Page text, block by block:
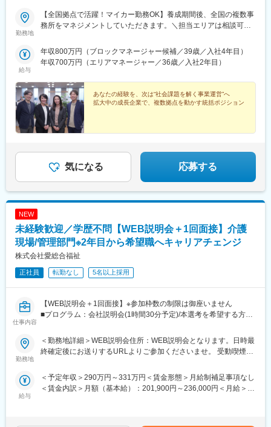
勤務地
【全国拠点で活躍！マイカー勤務OK】養成期間後、全国の複数事
務所をマネジメントしていただきます。＼担当エリアは相談可
《養成期間中の勤務地》現在は東京、横浜、埼玉、福岡の事業所
で行っていますが、ご希望に合わせて、お住まいのエリアで行う
気軽にご相談ください。《養成期間後の勤務地》全国47都道府県
が対象※現在お住まいの地域又はジェネラルマネージャーと相談の
上決定《配属事業部について》障害福祉事業では「重度訪問介
護」と「グループホーム」、高齢者事業では「訪問介護事業」を
展開しています。配属に関しては、適性や条件等に応じて、配属
の事業部を決定。あなたの適性や能力を活かせる適切な部署でご
なる点はご相談ください。☆引越し手当支給・借り上げ社宅提供
あり（無料）
給与
年収800万円（ブロックマネージャー候補／39歳／入社4年目）
年収700万円（エリアマネージャー／36歳／入社2年目）
あなたの経験を、次は“社会課題を解く事業運営”へ
拡大中の成長企業で、複数拠点を動かす統括ポジション
気になる 応募する
NEW
未経験歓迎／学歴不問【WEB説明会＋1回面接】介護
現場/管理部門※2年目から希望職へキャリアチェンジ
株式会社愛総合福祉
正社員 転勤なし 5名以上採用
仕事内容
【WEB説明会＋1回面接】※参加枠数の制限は御座いません
■プログラム：会社説明会(1時間30分予定)/本選考を希望する方は
て構いません。（後日の面接調整も可能です）
■補足：本求人に応募後、選考会予約が出来ましたら、WEB会議
す
■日時：月・木／13:30～15:00
勤務地
＜勤務地詳細＞WEB説明会住所：WEB説明会となります。日時最
終確定後にお送りするURLよりご参加くださいませ。 受動喫煙対
給与
＜予定年収＞290万円～331万円＜賃金形態＞月給制補足事項なし
＜賃金内訳＞月額（基本給）：201,900円～236,000円＜月給＞